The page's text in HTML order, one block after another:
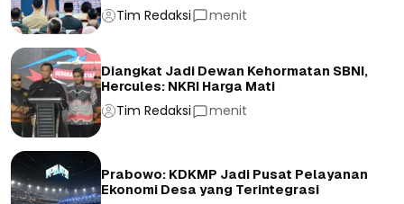
Tim Redaksi menit
Diangkat Jadi Dewan Kehormatan SBNI,
Hercules: NKRI Harga Mati
Tim Redaksi menit
Prabowo: KDKMP Jadi Pusat Pelayanan
Ekonomi Desa yang Terintegrasi